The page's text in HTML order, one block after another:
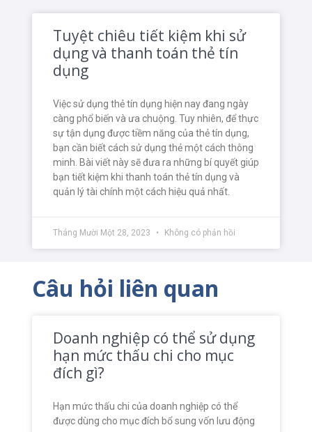
Tuyệt chiêu tiết kiệm khi sử
dụng và thanh toán thẻ tín
dụng
Việc sử dụng thẻ tín dụng hiện nay đang ngày
càng phổ biến và ưa chuộng. Tuy nhiên, để thực
sự tận dụng được tiềm năng của thẻ tín dụng,
bạn cần biết cách sử dụng thẻ một cách thông
minh. Bài viết này sẽ đưa ra những bí quyết giúp
bạn tiết kiệm khi thanh toán thẻ tín dụng và
quản lý tài chính một cách hiệu quả nhất.
Tháng Mười Một 28, 2023 Không có phản hồi
Câu hỏi liên quan
Doanh nghiệp có thể sử dụng
hạn mức thấu chi cho mục
đích gì?
Hạn mức thấu chi của doanh nghiệp có thể
được dùng cho mục đích bổ sung vốn lưu động